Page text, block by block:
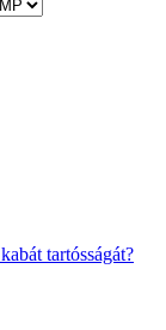
tartósságát?